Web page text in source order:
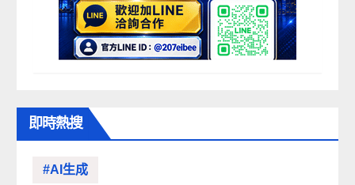
即時熱搜
#AI生成